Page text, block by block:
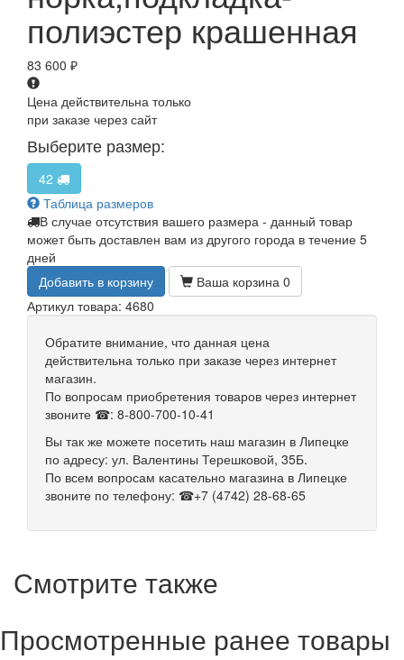
полиэстер крашенная
83 600 ₽
Цена действительна только
при заказе через сайт
Выберите размер:
42
Таблица размеров
В случае отсутствия вашего размера - данный товар
может быть доставлен вам из другого города в течение 5
дней
Добавить в корзину
Ваша корзина 0
Артикул товара: 4680
Обратите внимание, что данная цена
действительна только при заказе через интернет
магазин.
По вопросам приобретения товаров через интернет
звоните ☎: 8-800-700-10-41
Вы так же можете посетить наш магазин в Липецке
по адресу: ул. Валентины Терешковой, 35Б.
По всем вопросам касательно магазина в Липецке
звоните по телефону: ☎+7 (4742) 28-68-65
Смотрите также
Просмотренные ранее товары